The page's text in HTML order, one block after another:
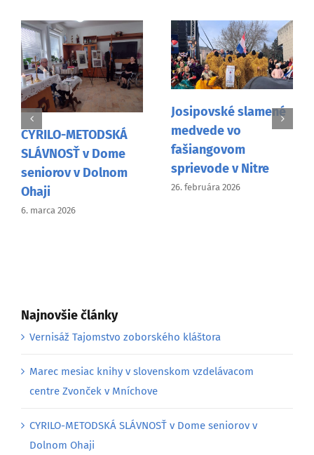
Josipovské slamené
medvede vo
fašiangovom
sprievode v Nitre
26. februára 2026
Návšteva Mons.
Pavla Šajgalíka vo
Vancouveri
9. februára 2026
Vernisáž Tajomstvo zoborského kláštora
centre Zvonček v Mníchove
Dolnom Ohaji